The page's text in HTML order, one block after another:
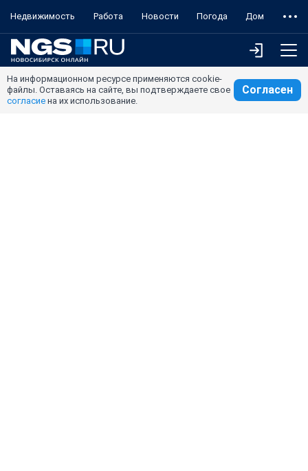
Недвижимость Работа Новости Погода Дом
На информационном ресурсе применяются cookie-
файлы. Оставаясь на сайте, вы подтверждаете свое
согласие на их использование.
Согласен